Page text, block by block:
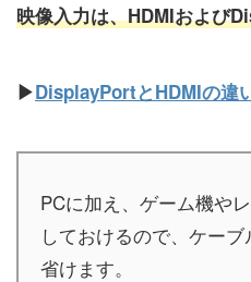
映像入力は、HDMIおよび
▶DisplayPortとHDMIの違
PCに加え、ゲーム機や
しておけるので、ケー
省けます。